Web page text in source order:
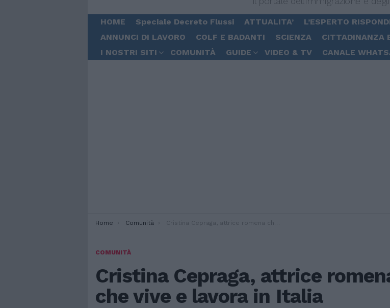
HOME Speciale Decreto Flussi ATTUALITA’ L’ESPERTO
ANNUNCI DI LAVORO
COLF E BADANTI SCIENZA
CITTADINANZA
I NOSTRI SITI
COMUNITÀ GUIDE VIDEO & TV CANALE
You are here:
Home Comunità Cristina Cepraga, attrice romena che vive e lavora in Italia
COMUNITÀ
Cristina Cepraga, attrice
che vive e lavora in Italia